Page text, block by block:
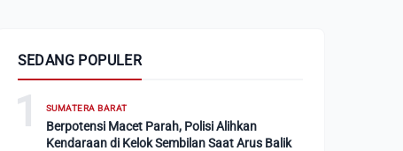
SEDANG POPULER
1 SUMATERA BARAT
Berpotensi Macet Parah, Polisi Alihkan
Kendaraan di Kelok Sembilan Saat Arus Balik